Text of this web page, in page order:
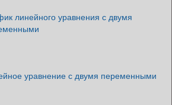
линейного уравнения с двумя
уравнение с двумя переменными